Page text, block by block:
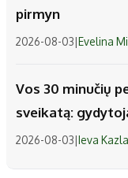
pirmyn
2026-08-03|Evelina
Vos 30 minučių
sveikatą:
2026-08-03|Ieva